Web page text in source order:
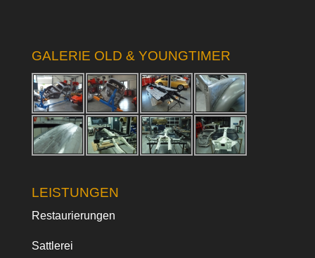
GALERIE OLD & YOUNGTIMER
LEISTUNGEN
Restaurierungen
Sattlerei